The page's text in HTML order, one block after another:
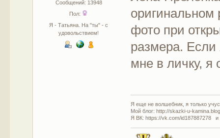
Сообщений: 13948
Пол:
Я - Татьяна. На "ты" - с
удовольствием!
фото при
размера.
мне в личку, я
Я еще не волшебник, я только
Мой блог: http://skazki-u-
Я ВК: https://vk.com/id187887278 и